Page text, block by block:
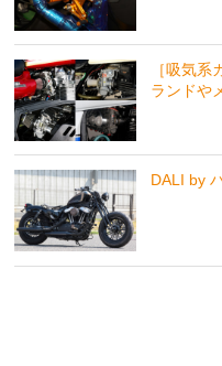
［吸気
ランドや
DALI by